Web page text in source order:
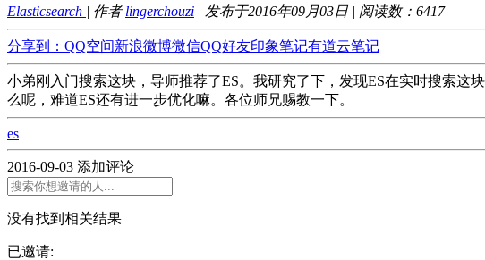
Elasticsearch | 作者lingerchouzi | 发布于2016年09月03日 | 阅读数： 6417
分享到： QQ空间新浪微博微信QQ好友印象笔记有道云笔记
小弟刚入门搜索这块，导师推荐了ES。我研究了下，发现ES在实时搜索这
么呢，难道ES还有进一步优化嘛。各位师兄赐教一下。
es
2016-09-03 添加评论
没有找到相关结果
已邀请: